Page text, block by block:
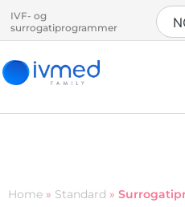
IVF- og
surrogatiprogrammer
Home » Standard »